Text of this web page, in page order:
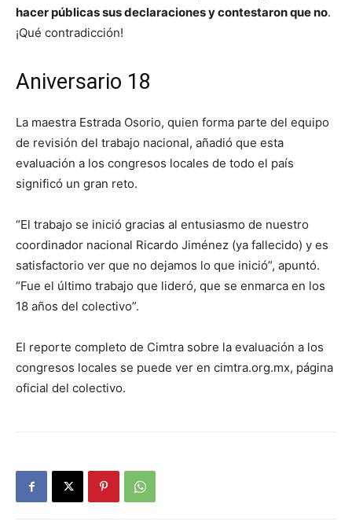
hacer públicas sus declaraciones y contestaron que no.
¡Qué contradicción!
Aniversario 18
La maestra Estrada Osorio, quien forma parte del equipo
de revisión del trabajo nacional, añadió que esta
evaluación a los congresos locales de todo el país
significó un gran reto.
“El trabajo se inició gracias al entusiasmo de nuestro
coordinador nacional Ricardo Jiménez (ya fallecido) y es
satisfactorio ver que no dejamos lo que inició”, apuntó.
“Fue el último trabajo que lideró, que se enmarca en los
18 años del colectivo”.
El reporte completo de Cimtra sobre la evaluación a los
congresos locales se puede ver en cimtra.org.mx, página
oficial del colectivo.